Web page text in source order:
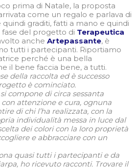
prima di Natale, la proposta
come un regalo e parlava di
quindi graditi, fatti a mano e quindi
fase del progetto di Terapeutica
anche Artepassante, è
tutti i partecipanti. Riportiamo
perché è una bella
il bene faccia bene, a tutti.
della raccolta ed è successo
è cominciato.
compone di circa sessanta
attenzione e cura, ognuna
di chi l’ha realizzata, con la
individualità messa in luce dal
dei colori con la loro proprietà
e abbracciare con un
quasi tutti i partecipanti e da
ho ricevuto racconti. Trovare il